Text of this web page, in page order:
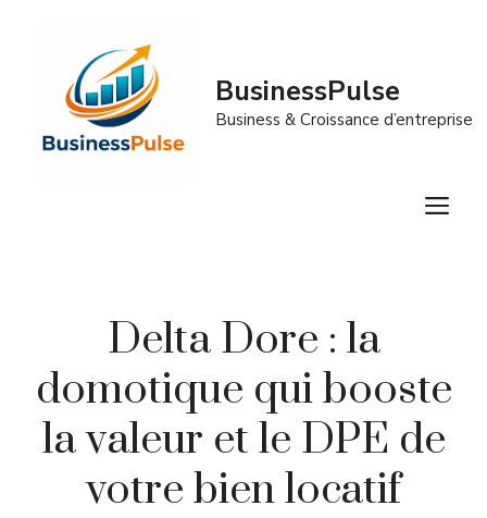
BusinessPulse
Business & Croissance d’entreprise
Delta Dore : la
domotique qui booste
la valeur et le DPE de
votre bien locatif